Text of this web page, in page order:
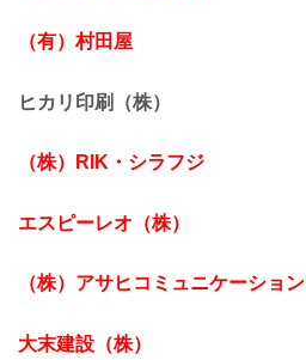
（有）村田屋
ヒカリ印刷（株）
（株）RIK・シラフジ
エスピーレオ（株）
（株）アサヒコミュニケーション
大末建設（株）